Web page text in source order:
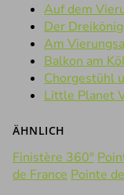
Auf dem
Der
Am
Balkon am
Chorgestühl
Little Planet
ÄHNLICH
Finistère 360°
de France Pointe